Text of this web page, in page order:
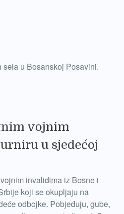
u Bosanskoj Posavini.
vojnim
u sjedećoj
invalidima iz Bosne i
koji se okupljaju na
odbojke. Pobjeđuju, gube,